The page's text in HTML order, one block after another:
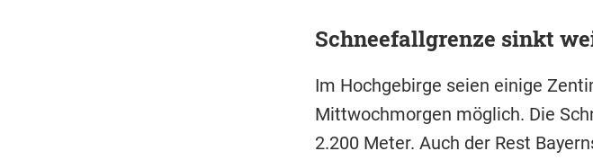
Schneefallgrenze sinkt
Im Hochgebirge seien einige
Mittwochmorgen möglich. Die
2.200 Meter. Auch der Rest